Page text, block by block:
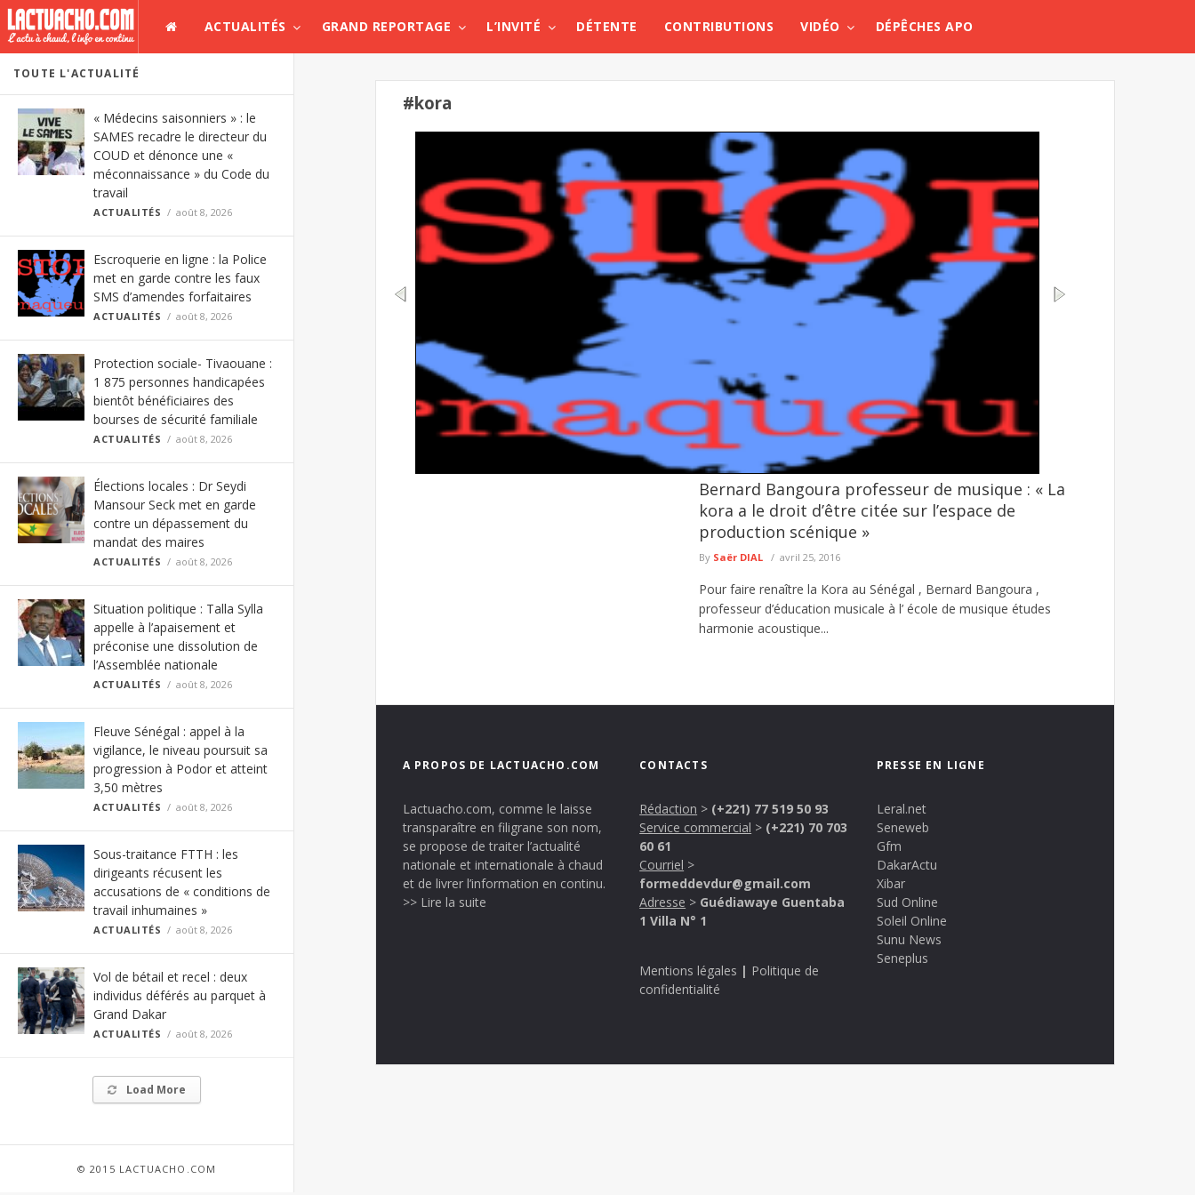
ACTUALITÉS GRAND REPORTAGE L’INVITÉ DÉTENTE CONTRIBUTIONS VIDÉO DÉPÊCHES APO
TOUTE L'ACTUALITÉ
« Médecins saisonniers » : le
SAMES recadre le directeur du
COUD et dénonce une «
méconnaissance » du Code du
travail
ACTUALITÉS août 8, 2026
Escroquerie en ligne : la Police
met en garde contre les faux
SMS d’amendes forfaitaires
ACTUALITÉS août 8, 2026
Protection sociale- Tivaouane :
1 875 personnes handicapées
bientôt bénéficiaires des
bourses de sécurité familiale
ACTUALITÉS août 8, 2026
Élections locales : Dr Seydi
Mansour Seck met en garde
contre un dépassement du
mandat des maires
ACTUALITÉS août 8, 2026
Situation politique : Talla Sylla
appelle à l’apaisement et
préconise une dissolution de
l’Assemblée nationale
ACTUALITÉS août 8, 2026
Fleuve Sénégal : appel à la
vigilance, le niveau poursuit sa
progression à Podor et atteint
3,50 mètres
ACTUALITÉS août 8, 2026
Sous-traitance FTTH : les
dirigeants récusent les
accusations de « conditions de
travail inhumaines »
ACTUALITÉS août 8, 2026
Vol de bétail et recel : deux
individus déférés au parquet à
Grand Dakar
ACTUALITÉS août 8, 2026
Load More
© 2015 LACTUACHO.COM
#kora
Escroquerie en ligne : la Police met en garde contre les faux SMS d’amendes forfaitaires
La Police nationale met en garde les usagers de la route contre une nouvelle campagne d’escroquerie menée à travers l’envoi ...
Bernard Bangoura professeur de musique : « La
kora a le droit d’être citée sur l’espace de
production scénique »
By Saër DIAL avril 25, 2016
Pour faire renaître la Kora au Sénégal , Bernard Bangoura ,
professeur d’éducation musicale à l’ école de musique études
harmonie acoustique...
A PROPOS DE LACTUACHO.COM
Lactuacho.com, comme le laisse
transparaître en filigrane son nom,
se propose de traiter l’actualité
nationale et internationale à chaud
et de livrer l’information en continu.
>> Lire la suite
CONTACTS
Rédaction > (+221) 77 519 50 93
Service commercial > (+221) 70 703
60 61
Courriel >
formeddevdur@gmail.com
Adresse > Guédiawaye Guentaba
1 Villa N° 1
Mentions légales | Politique de
confidentialité
PRESSE EN LIGNE
Leral.net
Seneweb
Gfm
DakarActu
Xibar
Sud Online
Soleil Online
Sunu News
Seneplus